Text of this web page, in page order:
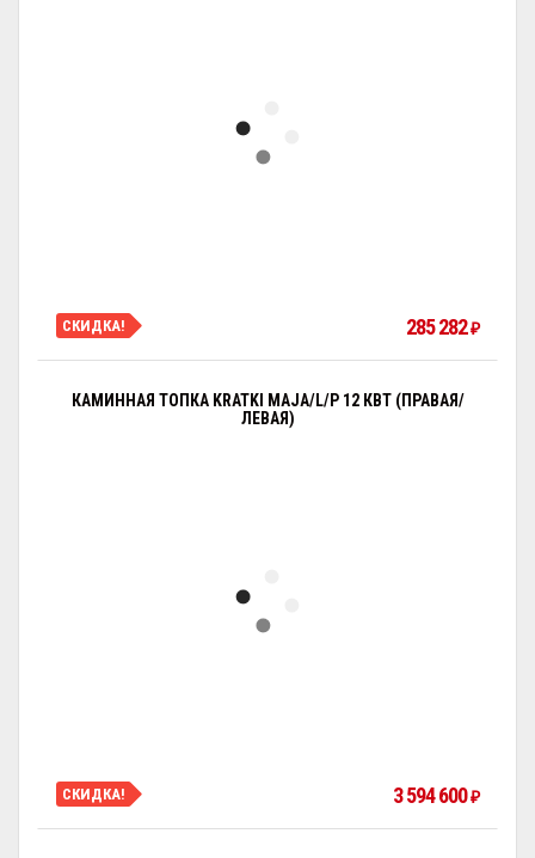
СКИДКА! 285 282 ₽
КАМИННАЯ ТОПКА KRATKI MAJA/L/P 12 КВТ (ПРАВАЯ/
ЛЕВАЯ)
СКИДКА! 3 594 600 ₽